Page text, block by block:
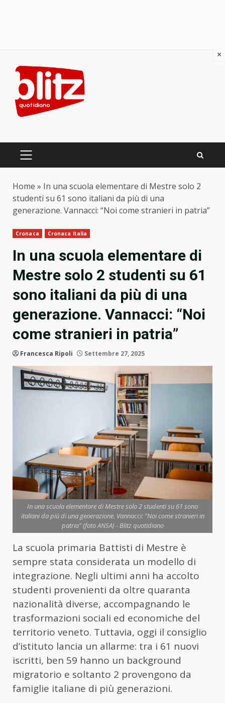
content
PRIMARY
Home » In una scuola elementare di Mestre solo 2
studenti su 61 sono italiani da più di una
generazione. Vannacci: “Noi come stranieri in patria”
Cronaca Cronaca Italia
In una scuola elementare di
Mestre solo 2 studenti su 61
sono italiani da più di una
generazione. Vannacci: “Noi
come stranieri in patria”
Francesca Ripoli Settembre 27, 2025
In una scuola elementare di Mestre solo 2 studenti su 61 sono
italiani da più di una generazione. Vannacci: "Noi come stranieri in
patria" (foto ANSA) - Blitz quotidiano
La scuola primaria Battisti di Mestre è
sempre stata considerata un modello di
integrazione. Negli ultimi anni ha accolto
studenti provenienti da oltre quaranta
nazionalità diverse, accompagnando le
trasformazioni sociali ed economiche del
territorio veneto. Tuttavia, oggi il consiglio
d’istituto lancia un allarme: tra i 61 nuovi
iscritti, ben 59 hanno un background
migratorio e soltanto 2 provengono da
famiglie italiane di più generazioni.
×